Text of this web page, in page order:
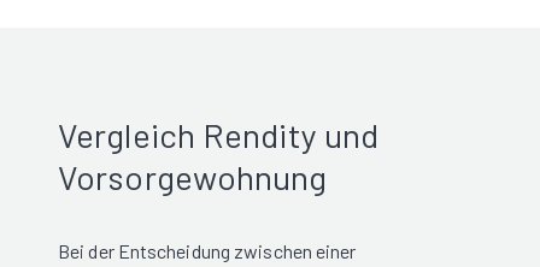
Vergleich Rendity und
Vorsorgewohnung
Bei der Entscheidung zwischen einer